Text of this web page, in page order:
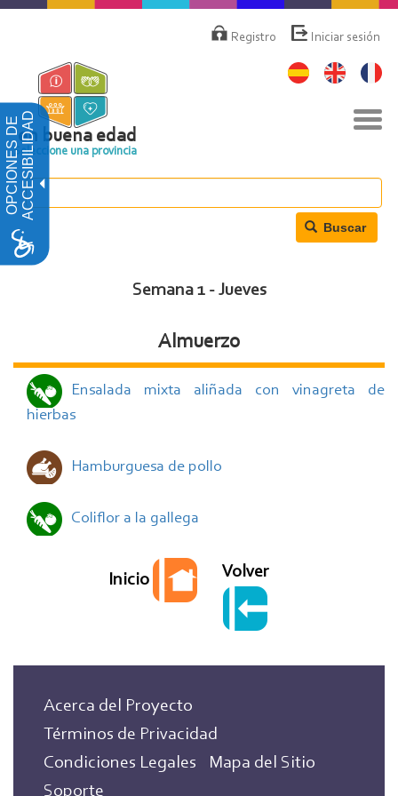
OPCIONES DEACCESIBILIDAD
Pasar
contenido
principal
deRegistro Iniciar sesión
en buena edad
Seleccione una provincia
Buscar
Semana 1 - Jueves
Almuerzo
Ensalada mixta aliñada con vinagreta de
hierbas
Hamburguesa de pollo
Coliflor a la gallega
Inicio Volver
Acerca del Proyecto
Términos de Privacidad
Condiciones Legales
Mapa del Sitio
Soporte